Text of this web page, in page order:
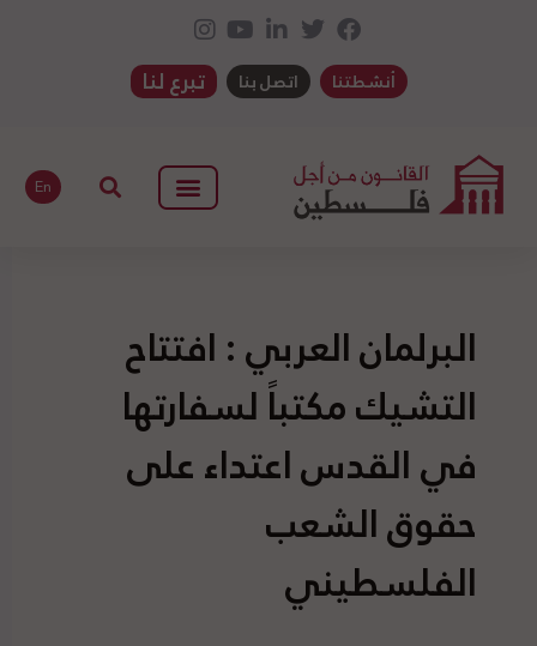
أنشطتنا اتصل بنا تبرع لنا
En
البرلمان العربي : افتتاح
التشيك مكتباً لسفارتها
في القدس اعتداء على
حقوق الشعب
الفلسطيني